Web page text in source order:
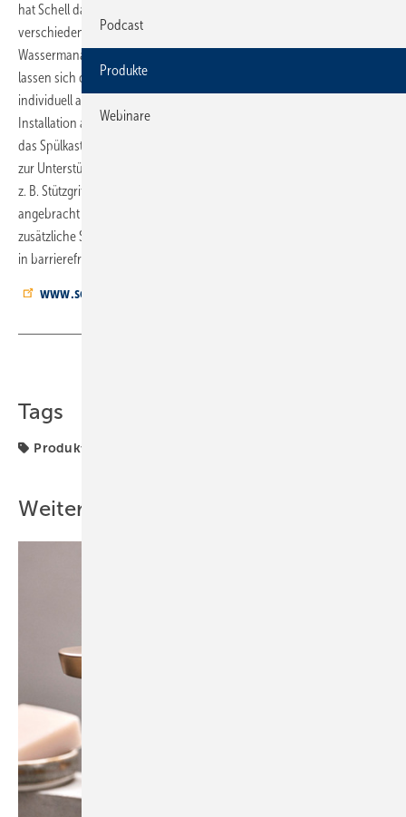
hat Schell das WC-Spülkastenmodul Montus Flow H entwickelt. Durch
verschiedene Einstellmöglichkeinen über das herstellereigene
Wasser­managementsystem SWS oder das SSC-Bluetooth-Modul Flow
lassen sich die Intervalle der Stagnationsspülungen und die Laufzeiten
individuell an die Anforderungen der örtlichen Trinkwasser-
Installation anpassen. Dank des besonders stabilen Modulfußes bietet
das Spülkastenmodul eine hohe Traglast. Wandhängende Elemente
zur Unterstützung von Menschen mit körperlicher Beeinträchtigung,
z. B. Stützgriffe, ­können mithilfe des Traglastenmoduls Montus seitlich
angebracht werden. Die verstärkte Winkel-Bodenbefestigung bietet
zusätzliche Stabilität für die hohen Anforderungen an die Installation
in barrierefreien WC-Anlagen.
www.schell.eu
Tags
Produkte
Weitere Inhalte
Podcast
Produkte
Webinare